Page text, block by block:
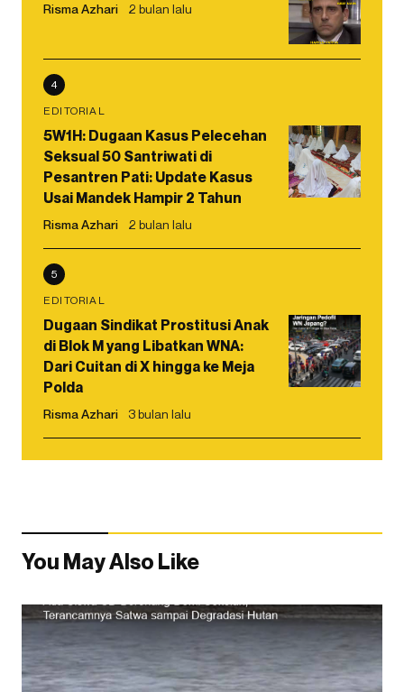
Risma Azhari 2 bulan lalu
4
EDITORIAL
5W1H: Dugaan Kasus Pelecehan
Seksual 50 Santriwati di
Pesantren Pati: Update Kasus
Usai Mandek Hampir 2 Tahun
Risma Azhari 2 bulan lalu
5
EDITORIAL
Dugaan Sindikat Prostitusi Anak
di Blok M yang Libatkan WNA:
Dari Cuitan di X hingga ke Meja
Polda
Risma Azhari 3 bulan lalu
You May Also Like